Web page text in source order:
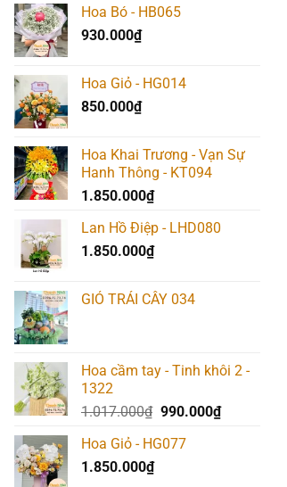
Hoa Bó - HB065
930.000₫
Hoa Giỏ - HG014
850.000₫
Hoa Khai Trương - Vạn Sự
Hanh Thông - KT094
1.850.000₫
Lan Hồ Điệp - LHD080
1.850.000₫
GIỎ TRÁI CÂY 034
Hoa cầm tay - Tinh khôi 2 -
1322
1.017.000₫ Giá
là:
990.000₫Giá
Hoa Giỏ - HG077
1.850.000₫